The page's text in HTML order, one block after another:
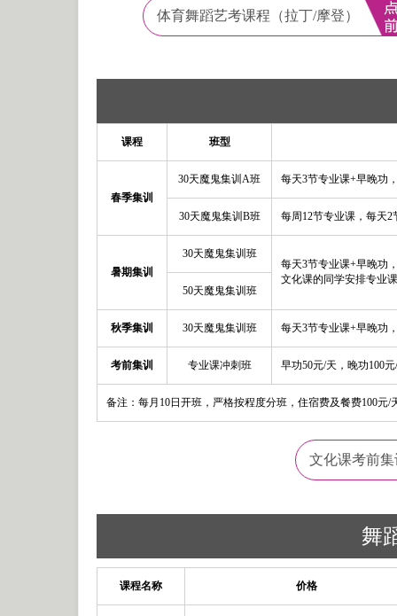
体育舞蹈艺考课程（拉丁/摩登）
课程 班型
春季集训
30天魔鬼集训A班 每天3节专业课+早晚功
30天魔鬼集训B班 每周12节专业课，每天
暑期集训
30天魔鬼集训班
每天3节专业课+早晚功
文化课的同学安排专业课
50天魔鬼集训班
秋季集训 30天魔鬼集训班 每天3节专业课+早晚功
考前集训 专业课冲刺班 早功50元/天，晚功100
备注：每月10日开班，严格按程度分班，住宿费及餐费100元/
文化课考前
舞
课程名称 价格